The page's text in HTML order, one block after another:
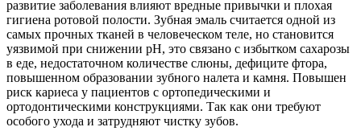
развитие заболевания влияют вредные привычки и плохая
гигиена ротовой полости. Зубная эмаль считается одной из
самых прочных тканей в человеческом теле, но становится
уязвимой при снижении pH, это связано с избытком сахарозы
в еде, недостаточном количестве слюны, дефиците фтора,
повышенном образовании зубного налета и камня. Повышен
риск кариеса у пациентов с ортопедическими и
ортодонтическими конструкциями. Так как они требуют
особого ухода и затрудняют чистку зубов.